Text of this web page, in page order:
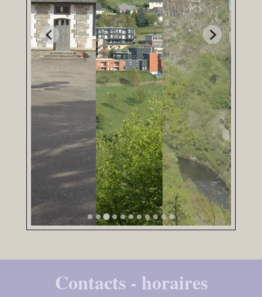
Contacts - horaires